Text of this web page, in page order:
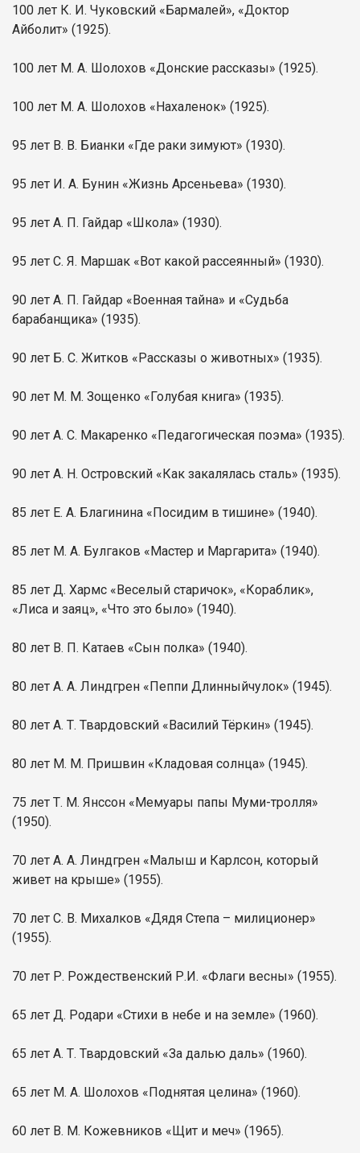
100 лет К. И. Чуковский «Бармалей», «Доктор
Айболит» (1925).
100 лет М. А. Шолохов «Донские рассказы» (1925).
100 лет М. А. Шолохов «Нахаленок» (1925).
95 лет В. В. Бианки «Где раки зимуют» (1930).
95 лет И. А. Бунин «Жизнь Арсеньева» (1930).
95 лет А. П. Гайдар «Школа» (1930).
95 лет С. Я. Маршак «Вот какой рассеянный» (1930).
90 лет А. П. Гайдар «Военная тайна» и «Судьба
барабанщика» (1935).
90 лет Б. С. Житков «Рассказы о животных» (1935).
90 лет М. М. Зощенко «Голубая книга» (1935).
90 лет А. С. Макаренко «Педагогическая поэма» (1935).
90 лет А. Н. Островский «Как закалялась сталь» (1935).
85 лет Е. А. Благинина «Посидим в тишине» (1940).
85 лет М. А. Булгаков «Мастер и Маргарита» (1940).
85 лет Д. Хармс «Веселый старичок», «Кораблик»,
«Лиса и заяц», «Что это было» (1940).
80 лет В. П. Катаев «Сын полка» (1940).
80 лет А. А. Линдгрен «Пеппи Длинныйчулок» (1945).
80 лет А. Т. Твардовский «Василий Тёркин» (1945).
80 лет М. М. Пришвин «Кладовая солнца» (1945).
75 лет Т. М. Янссон «Мемуары папы Муми-тролля»
(1950).
70 лет А. А. Линдгрен «Малыш и Карлсон, который
живет на крыше» (1955).
70 лет С. В. Михалков «Дядя Степа – милиционер»
(1955).
70 лет Р. Рождественский Р.И. «Флаги весны» (1955).
65 лет Д. Родари «Стихи в небе и на земле» (1960).
65 лет А. Т. Твардовский «За далью даль» (1960).
65 лет М. А. Шолохов «Поднятая целина» (1960).
60 лет В. М. Кожевников «Щит и меч» (1965).